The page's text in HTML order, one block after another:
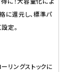
に還元し、標準パ
定。
リングストックに